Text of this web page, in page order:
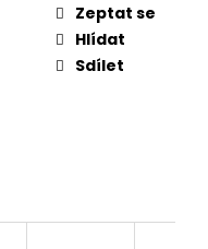
Zeptat se
Hlídat
Sdílet